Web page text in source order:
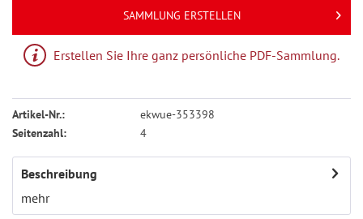
SAMMLUNG ERSTELLEN
Erstellen Sie Ihre ganz persönliche PDF-Sammlung.
Artikel-Nr.:
ekwue-353398
Seitenzahl:
4
Beschreibung
mehr